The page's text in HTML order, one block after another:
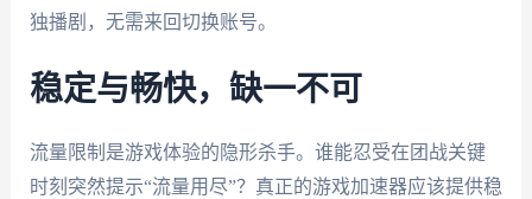
独播剧，无需来回切换账号。
稳定与畅快，缺一不可
流量限制是游戏体验的隐形杀手。谁能忍受在团战关键
时刻突然提示“流量用尽”？真正的游戏加速器应该提供稳